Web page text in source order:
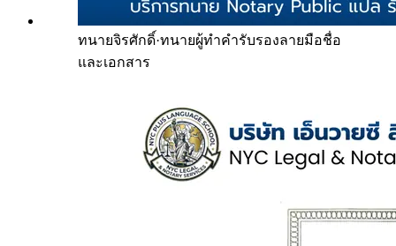
ทนายจิรศักดิ์·ทนายผู้ทำคำรับรองลายมือชื่อ
และเอกสาร